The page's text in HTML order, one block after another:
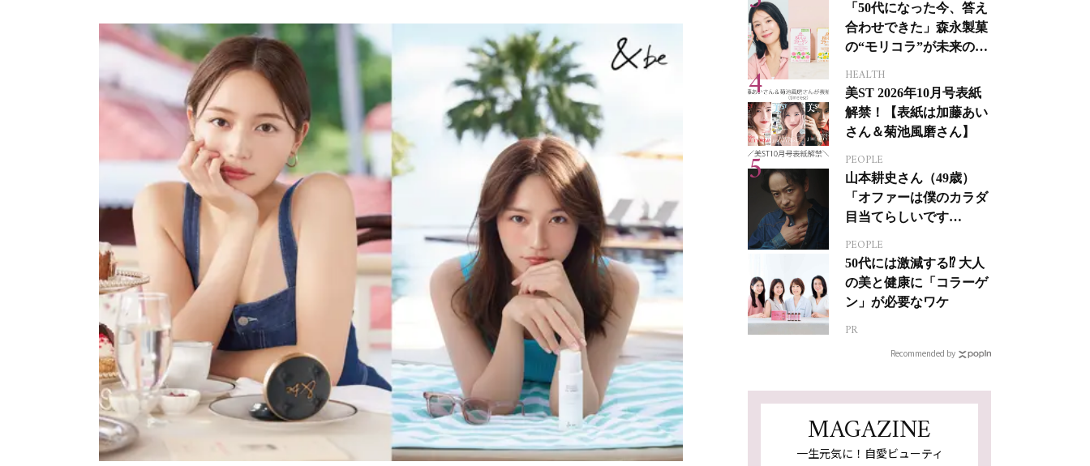
「50代になった今、答え
合わせできた」森永製菓
の“モリコラ”が未来のキ
HEALTH
美ST 2026年10月号表紙
解禁！【表紙は加藤あい
さん＆菊池風磨さん】
PEOPLE
山本耕史さん（49歳）
「オファーは僕のカラダ
目当てらしいです
ジカルへの挑戦
PEOPLE
50代には激減する⁉ 大人
の美と健康に「コラーゲ
ン」が必要なワケ
PR
Recommended by
MAGAZINE
一生元気に！自愛ビューティ